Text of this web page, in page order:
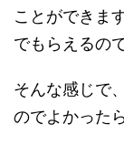
ことができま
でもらえるの
そんな感じで
のでよかった